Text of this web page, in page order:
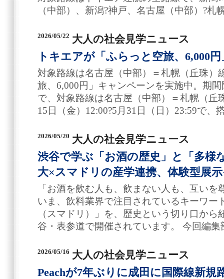
（中部）、新潟?神戸、名古屋（中部）?
2026/05/22 大人の社会見学ニュース
トキエアが「ふらっと空旅、6,000
対象路線は名古屋（中部）＝札幌（丘珠）
旅、6,000円」キャンペーンを実施中。期
で、対象路線は名古屋（中部）＝札幌（丘
15日（金）12:00?5月31日（日）23:59で、
2026/05/20 大人の社会見学ニュース
渋谷で学ぶ「お酒の歴史」と「多様
大×スマドリの産学連携、体験型展
「お酒を飲む人も、飲まない人も、互い
いま、飲料業界で注目されているキーワー
（スマドリ）」を、歴史という切り口か
谷・表参道で開催されています。 今回編
2026/05/16 大人の社会見学ニュース
Peachが7年ぶりに成田に国際線新規